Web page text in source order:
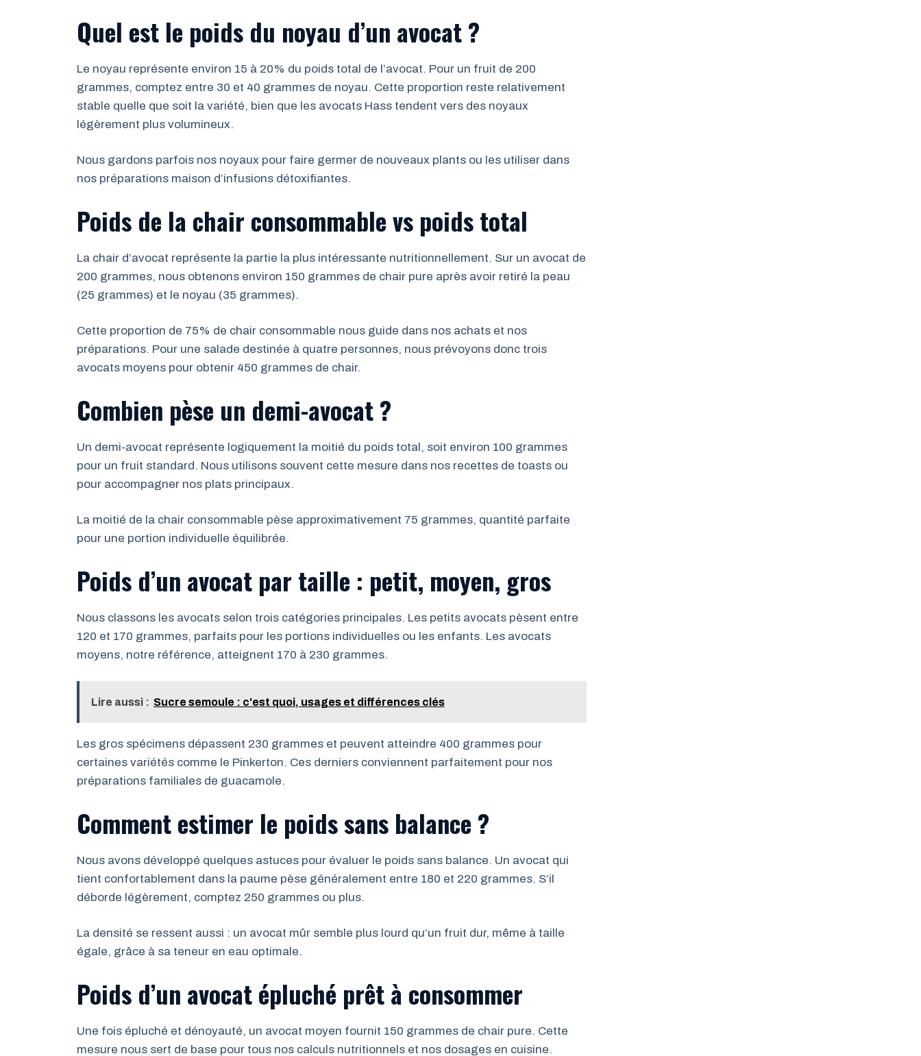
Quel est le poids du noyau d’un avocat ?
Le noyau représente environ 15 à 20% du poids total de l’avocat. Pour un fruit de 200
grammes, comptez entre 30 et 40 grammes de noyau. Cette proportion reste relativement
stable quelle que soit la variété, bien que les avocats Hass tendent vers des noyaux
légèrement plus volumineux.
Nous gardons parfois nos noyaux pour faire germer de nouveaux plants ou les utiliser dans
nos préparations maison d’infusions détoxifiantes.
Poids de la chair consommable vs poids total
La chair d’avocat représente la partie la plus intéressante nutritionnellement. Sur un avocat de
200 grammes, nous obtenons environ 150 grammes de chair pure après avoir retiré la peau
(25 grammes) et le noyau (35 grammes).
Cette proportion de 75% de chair consommable nous guide dans nos achats et nos
préparations. Pour une salade destinée à quatre personnes, nous prévoyons donc trois
avocats moyens pour obtenir 450 grammes de chair.
Combien pèse un demi-avocat ?
Un demi-avocat représente logiquement la moitié du poids total, soit environ 100 grammes
pour un fruit standard. Nous utilisons souvent cette mesure dans nos recettes de toasts ou
pour accompagner nos plats principaux.
La moitié de la chair consommable pèse approximativement 75 grammes, quantité parfaite
pour une portion individuelle équilibrée.
Poids d’un avocat par taille : petit, moyen, gros
Nous classons les avocats selon trois catégories principales. Les petits avocats pèsent entre
120 et 170 grammes, parfaits pour les portions individuelles ou les enfants. Les avocats
moyens, notre référence, atteignent 170 à 230 grammes.
Lire aussi : Sucre semoule : c'est quoi, usages et différences clés
Les gros spécimens dépassent 230 grammes et peuvent atteindre 400 grammes pour
certaines variétés comme le Pinkerton. Ces derniers conviennent parfaitement pour nos
préparations familiales de guacamole.
Comment estimer le poids sans balance ?
Nous avons développé quelques astuces pour évaluer le poids sans balance. Un avocat qui
tient confortablement dans la paume pèse généralement entre 180 et 220 grammes. S’il
déborde légèrement, comptez 250 grammes ou plus.
La densité se ressent aussi : un avocat mûr semble plus lourd qu’un fruit dur, même à taille
égale, grâce à sa teneur en eau optimale.
Poids d’un avocat épluché prêt à consommer
Une fois épluché et dénoyauté, un avocat moyen fournit 150 grammes de chair pure. Cette
mesure nous sert de base pour tous nos calculs nutritionnels et nos dosages en cuisine.